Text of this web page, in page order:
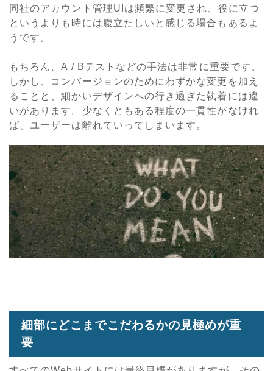
同社のアカウント管理UIは頻繁に変更され、役に立つ
というよりも時には腹立たしいと感じる場合もあるよ
うです。
もちろん、A / Bテストなどの手法は非常に重要です。
しかし、コンバージョンのためにわずかな変更を加え
ることと、細かいデザインへの行き過ぎた執着には違
いがあります。少なくともある程度の一貫性がなけれ
ば、ユーザーは離れていってしまいます。
細部にどこまでこだわるかの見極めが重
要